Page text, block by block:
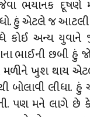
ભયાનક દૂષણે
હું એટલે જ
કોઈ અન્ય યુવાને
ભાઈની છબી હું
મળીને ખુશ થાય
બોલાવી લીધા.
પણ મને લાગે છે